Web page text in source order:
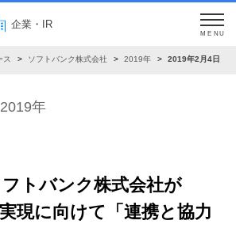
企業・IR
MENU
ス ソフトバンク株式会社 2019年 2019年2月4日
年
トバンク株式会社が
現に向けて「連携と協力